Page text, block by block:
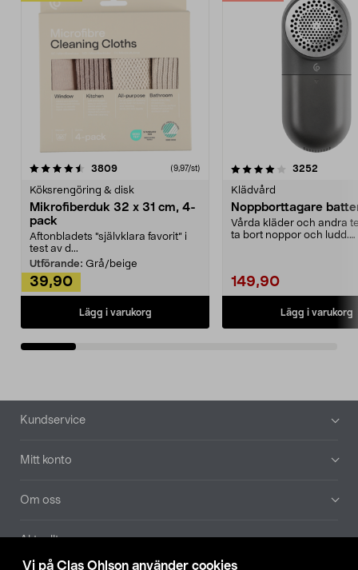
Vi på Clas Ohlson använder cookies
3809recensioner (9,97/st)
Köksrengöring & disk
Mikrofiberduk 32 x 31 cm, 4-
pack
Aftonbladets "självklara favorit” i
test av d...
Utförande: Grå/beige
39,90
Lägg i varukorg
4.0av 5 stjärnor 3252
Klädvård
Noppborttagare
Vårda kläder och andra
ta bort noppor och ludd.
149,90
Lägg i varukorg
4.5av 5 stjärnor
Sidfot
Kundservice
Mitt konto
Om oss
Aktuellt